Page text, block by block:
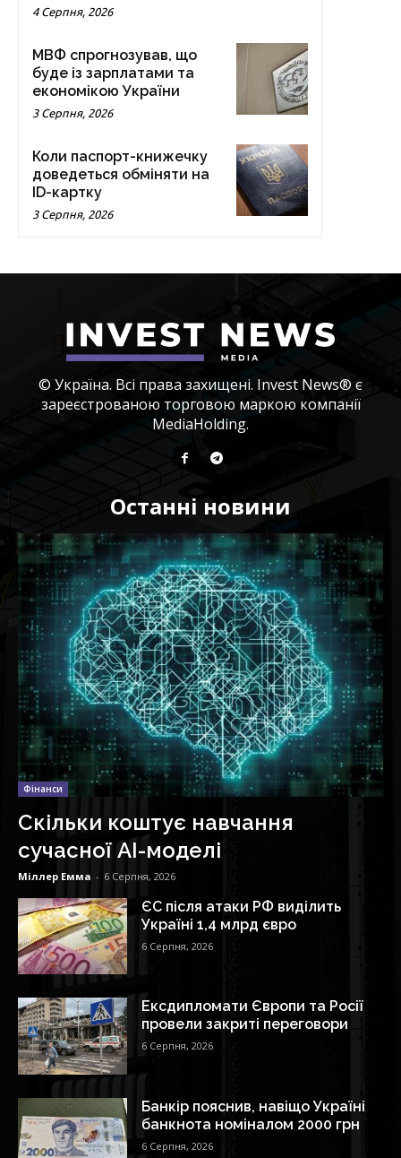
4 Серпня, 2026
МВФ спрогнозував, що
буде із зарплатами та
економікою України
3 Серпня, 2026
Коли паспорт-книжечку
доведеться обміняти на
ID-картку
3 Серпня, 2026
© Україна. Всі права захищені. Invest News® є
зареєстрованою торговою маркою компанії
MediaHolding.
Останні новини
Фінанси
Скільки коштує навчання
сучасної AI-моделі
Міллер Емма - 6 Серпня, 2026
ЄС після атаки РФ виділить
Україні 1,4 млрд євро
6 Серпня, 2026
Ексдипломати Європи та Росії
провели закриті переговори
6 Серпня, 2026
Банкір пояснив, навіщо Україні
банкнота номіналом 2000 грн
6 Серпня, 2026